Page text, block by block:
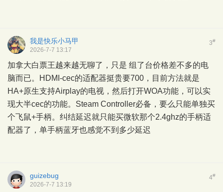
3#
我是快乐小马甲
2026-7-7 13:17
加拿大白票王越来越无聊了，只是 组了台价格差不多的电
脑而已。HDMI-cec的适配器挺贵要700，目前方法就是
HA+原生支持Airplay的电视，然后打开WOA功能，可以实
现大半cec的功能。Steam Controller必备，要么只能单独买
个飞鼠+手柄。纠结延迟就只能买微软那个2.4ghz的手柄适
配器了，单手柄蓝牙也感觉不到多少延迟
4#
guizebug
2026-7-7 13:19